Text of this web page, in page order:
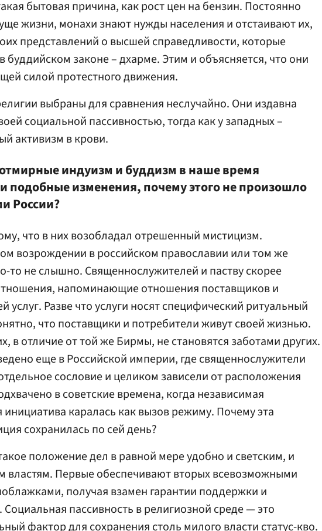
бытовая причина, как рост цен на бензин. Постоянно
жизни, монахи знают нужды населения и отстаивают их,
представлений о высшей справедливости, которые
буддийском законе – дхарме. Этим и объясняется, что они
силой протестного движения.
выбраны для сравнения неслучайно. Они издавна
социальной пассивностью, тогда как у западных –
активизм в крови.
индуизм и буддизм в наше время
подобные изменения, почему этого не произошло
России?
что в них возобладал отрешенный мистицизм.
возрождении в российском православии или том же
то не слышно. Священнослужителей и паству скорее
напоминающие отношения поставщиков и
услуг. Разве что услуги носят специфический ритуальный
что поставщики и потребители живут своей жизнью.
в отличие от той же Бирмы, не становятся заботами других.
еще в Российской империи, где священнослужители
сословие и целиком зависели от расположения
в советские времена, когда независимая
инициатива каралась как вызов режиму. Почему эта
сохранилась по сей день?
положение дел в равной мере удобно и светским, и
властям. Первые обеспечивают вторых всевозможными
получая взамен гарантии поддержки и
пассивность в религиозной среде — это
фактор для сохранения столь милого власти статус-кво.